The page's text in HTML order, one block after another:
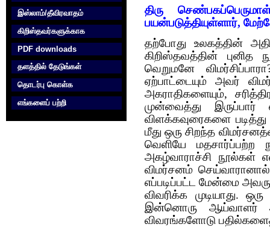
இஸ்லாம்/தீவிரவாதம்
கிறிஸ்தவர்களுக்காக‌
PDF downloads
தளத்தில் தேடுங்கள்
தொடர்பு கொள்க‌
எங்களைப் பற்றி
திரு
பயன்படுத்தியுள்ளார்,
தற்போது உலகத்தின்
கிறிஸ்தவத்தின் புனித
வெறுமனே
ஏற்பாட்டையும் அவர்
அகராதிகளையும்,
முன்வைத்து
விளக்கவுரைகளை
மீது ஒரு சிறந்த
வெளியே மதசார்ப்பற்ற
அகழ்வாராச்சி நூல்கள்
விமர்சனம்
எப்படிப்பட்ட மேன்மை
விவரிக்க முடியாது.
இன்னொரு ஆய்வாளர்
விவரங்களோடு